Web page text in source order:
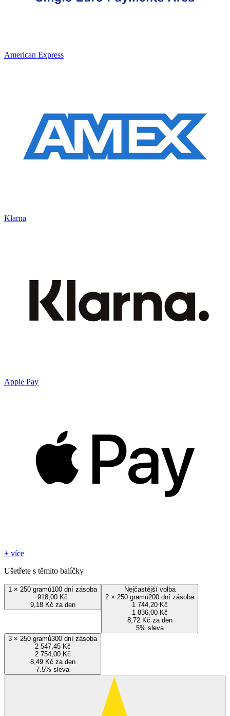
American Express
Klarna
Apple Pay
+ více
Ušetřete s těmito balíčky
1 × 250 gramů100 dní zásoba
918,00 Kč
9,18 Kč za den
Nejčastější volba
2 × 250 gramů200 dní zásoba
1 744,20 Kč
1 836,00 Kč
8,72 Kč za den
5% sleva
3 × 250 gramů300 dní zásoba
2 547,45 Kč
2 754,00 Kč
8,49 Kč za den
7.5% sleva